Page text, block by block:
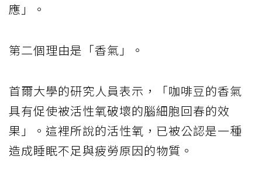
應」。
第二個理由是「香氣」。
首爾大學的研究人員表示，「咖啡豆的香氣
具有促使被活性氧破壞的腦細胞回春的效
果」。這裡所說的活性氧，已被公認是一種
造成睡眠不足與疲勞原因的物質。